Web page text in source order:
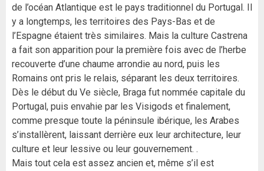
de l’océan Atlantique est le pays traditionnel du Portugal. Il
y a longtemps, les territoires des Pays-Bas et de
l’Espagne étaient très similaires. Mais la culture Castrena
a fait son apparition pour la première fois avec de l’herbe
recouverte d’une chaume arrondie au nord, puis les
Romains ont pris le relais, séparant les deux territoires.
Dès le début du Ve siècle, Braga fut nommée capitale du
Portugal, puis envahie par les Visigods et finalement,
comme presque toute la péninsule ibérique, les Arabes
s’installèrent, laissant derrière eux leur architecture, leur
culture et leur lessive ou leur gouvernement. .
Mais tout cela est assez ancien et, même s’il est